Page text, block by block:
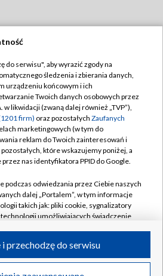
TVP
Regulamin TVP
prywatności
Moje zgody
Pomoc
Kontakt
Kanały
Polska S.A. w likwidacji
do serwisu", aby wyrazić zgody na
śledzenia i zbierania danych,
urządzeniu końcowym i ich
Twoich danych osobowych przez
w likwidacji (zwaną dalej również „TVP”),
firm) oraz pozostałych Zaufanych
marketingowych (w tym do
reklam do Twoich zainteresowań i
które wskazujemy poniżej, a
nas identyfikatora PPID do Google.
podczas odwiedzania przez Ciebie naszych
dalej „Portalem”, w tym informacje
takich jak: pliki cookie, sygnalizatory
umożliwiających świadczenie
podczas odwiedzania przez Ciebie
przechodzę do serwisu